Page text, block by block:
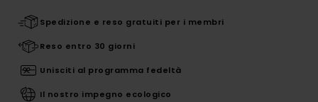
Spedizione e reso gratuiti per i membri
Reso entro 30 giorni
Unisciti al programma fedeltà
Il nostro impegno ecologico